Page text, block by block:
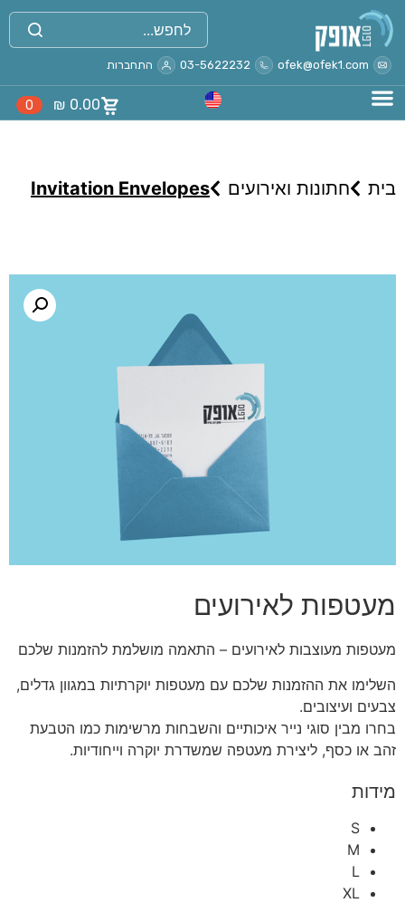
ofek@ofek1.com
03-5622232 התחברות
₪ 0.00
0
בית חתונות ואירועים Invitation Envelopes
מעטפות לאירועים
מעטפות מעוצבות לאירועים – התאמה מושלמת להזמנות שלכם
השלימו את ההזמנות שלכם עם מעטפות יוקרתיות במגוון גדלים,
צבעים ועיצובים.
בחרו מבין סוגי נייר איכותיים והשבחות מרשימות כמו הטבעת
זהב או כסף, ליצירת מעטפה שמשדרת יוקרה וייחודיות.
מידות
S
M
L
XL